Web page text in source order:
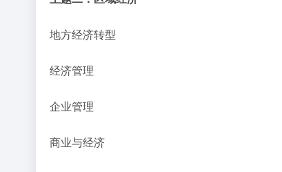
地方经济转型
经济管理
企业管理
商业与经济